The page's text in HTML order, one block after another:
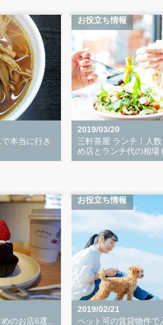
本当に行き
お役立ち情報
2019/03/20
三軒茶屋 ランチ！人
め店とランチ代の相場
のお店6選...
お役立ち情報
2019/02/21
ペット可の賃貸物件で